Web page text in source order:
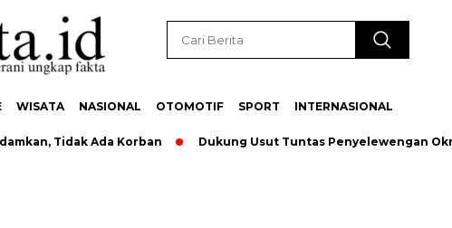
WISATA NASIONAL OTOMOTIF SPORT INTERNASIONAL
Tidak Ada Korban Dukung Usut Tuntas Penyelewengan Oknum